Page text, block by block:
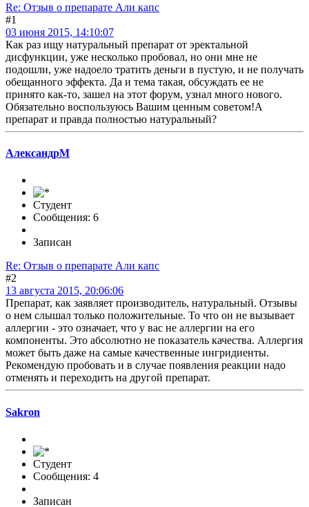
Re: Отзыв о препарате Али капс
#1
03 июня 2015, 14:10:07
Как раз ищу натуральный препарат от эректальной
дисфункции, уже несколько пробовал, но они мне не
подошли, уже надоело тратить деньги в пустую, и не получать
обещанного эффекта. Да и тема такая, обсуждать ее не
принято как-то, зашел на этот форум, узнал много нового.
Обязательно воспользуюсь Вашим ценным советом!А
препарат и правда полностью натуральный?
АлександрМ
Студент
Сообщения: 6
Записан
Re: Отзыв о препарате Али капс
#2
13 августа 2015, 20:06:06
Препарат, как заявляет производитель, натуральный. Отзывы
о нем слышал только положительные. То что он не вызывает
аллергии - это означает, что у вас не аллергии на его
компоненты. Это абсолютно не показатель качества. Аллергия
может быть даже на самые качественные ингридиенты.
Рекомендую пробовать и в случае появления реакции надо
отменять и переходить на другой препарат.
Sakron
Студент
Сообщения: 4
Записан